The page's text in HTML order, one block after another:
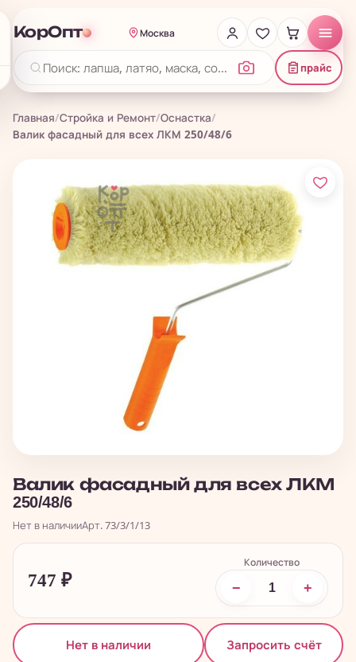
КорОпт Москва
прайс
Главная/Стройка и Ремонт/Оснастка/
Валик фасадный для всех ЛКМ 250/48/6
Валик фасадный для всех ЛКМ
250/48/6
Нет в наличииАрт. 73/3/1/13
747 ₽
Количество
− +
Нет в наличии Запросить счёт